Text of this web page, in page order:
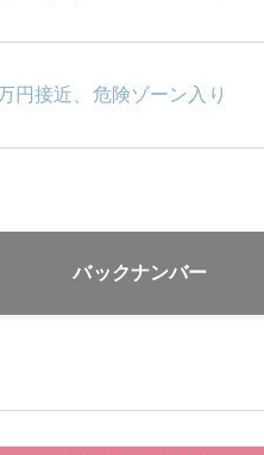
円接近、危険ゾーン入り
バックナンバー